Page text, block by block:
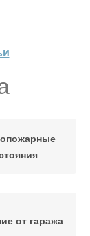
от гаража